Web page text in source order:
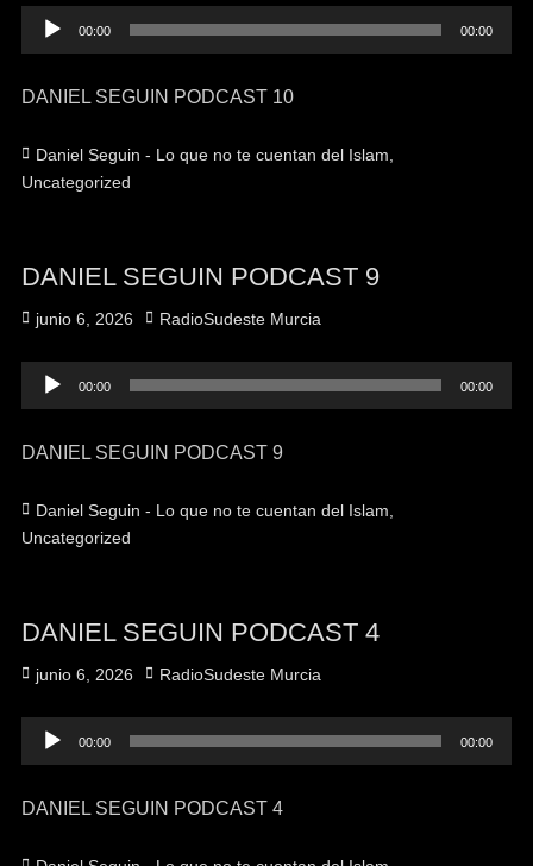
Reproductor
de
00:00 00:00
DANIEL SEGUIN PODCAST 10
Categorías
Daniel Seguin - Lo que no te cuentan del Islam
Uncategorized
DANIEL SEGUIN PODCAST 9
Publicado
junio 6, 2026 Autor
RadioSudeste Murcia
Reproductor
de
00:00 00:00
DANIEL SEGUIN PODCAST 9
Categorías
Daniel Seguin - Lo que no te cuentan del Islam
Uncategorized
DANIEL SEGUIN PODCAST 4
Publicado
junio 6, 2026 Autor
RadioSudeste Murcia
Reproductor
de
00:00 00:00
DANIEL SEGUIN PODCAST 4